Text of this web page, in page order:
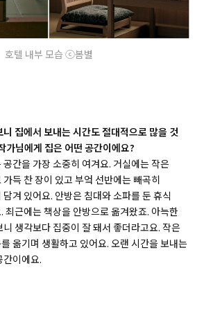
호텔 내부 모습 ⓒ봄별
집에서 보내는 시간도 절대적으로 많을 것
가님에게 집은 어떤 공간이에요?
간을 가장 소중히 여겨요. 거실에는 작은
득 찬 장이 있고 부엌 선반에는 빼곡히
겨 있어요. 안방은 침대와 소파를 둔 휴식
최근에는 책상을 안방으로 옮겨왔죠. 아늑한
생각보다 집중이 잘 돼서 좋더라고요. 작은
옮기며 생활하고 있어요. 오랜 시간을 보내는
간이에요.